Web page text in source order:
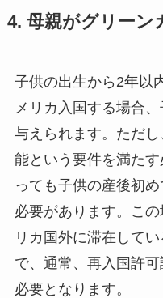
4. 母親がグリーン
子供の出生から2年以
メリカ入国する場合
与えられます。ただ
能という要件を満た
っても子供の産後初
必要があります。こ
リカ国外に滞在して
で、通常、再入国許
必要となります。